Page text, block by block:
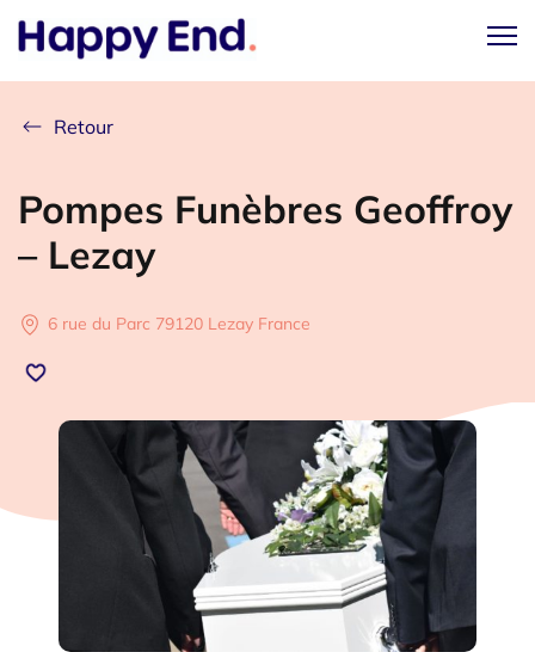
Retour
Pompes Funèbres Geoffroy
– Lezay
6 rue du Parc 79120 Lezay France